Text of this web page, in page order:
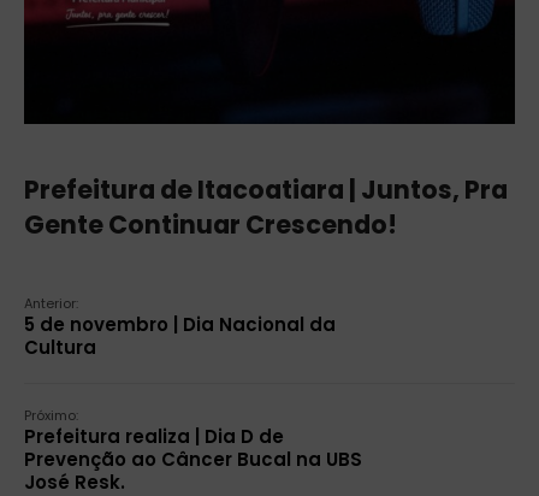
Prefeitura de Itacoatiara | Juntos, Pra
Gente Continuar Crescendo!
Anterior:
5 de novembro | Dia Nacional da
Cultura
Próximo:
Prefeitura realiza | Dia D de
Prevenção ao Câncer Bucal na UBS
José Resk.